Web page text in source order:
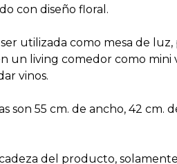
con diseño floral.
utilizada como mesa de
un living comedor como mini
vinos.
son 55 cm. de ancho, 42 cm.
del producto,